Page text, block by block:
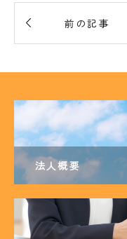
 前の記事
法人概要